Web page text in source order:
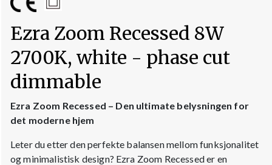
Ezra Zoom Recessed 8W
2700K, white - phase cut
dimmable
Ezra Zoom Recessed – Den ultimate belysningen for
det moderne hjem
Leter du etter den perfekte balansen mellom funksjonalitet
og minimalistisk design? Ezra Zoom Recessed er en